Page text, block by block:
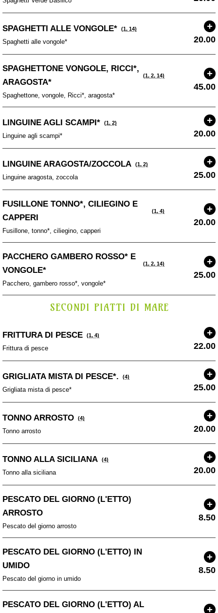
SPAGHETTI ALLE VONGOLE* (1, 14)
Spaghetti alle vongole* 20.00
SPAGHETTONE VONGOLE, RICCI*,
ARAGOSTA*
(1, 2, 14)
Spaghettone, vongole, Ricci*, aragosta*
45.00
LINGUINE AGLI SCAMPI* (1, 2)
Linguine agli scampi* 20.00
LINGUINE ARAGOSTA/ZOCCOLA (1, 2)
Linguine aragosta, zoccola 25.00
FUSILLONE TONNO*, CILIEGINO E
CAPPERI
(1, 4)
Fusillone, tonno*, ciliegino, capperi
20.00
PACCHERO GAMBERO ROSSO* E
VONGOLE*
(1, 2, 14)
Pacchero, gambero rosso*, vongole*
25.00
SECONDI PIATTI DI MARE
FRITTURA DI PESCE (1, 4)
Frittura di pesce 22.00
GRIGLIATA MISTA DI PESCE*. (4)
Grigliata mista di pesce* 25.00
TONNO ARROSTO (4)
Tonno arrosto 20.00
TONNO ALLA SICILIANA (4)
Tonno alla siciliana 20.00
PESCATO DEL GIORNO (L'ETTO)
ARROSTO
Pescato del giorno arrosto
8.50
PESCATO DEL GIORNO (L'ETTO) IN
UMIDO
Pescato del giorno in umido
8.50
PESCATO DEL GIORNO (L'ETTO) AL